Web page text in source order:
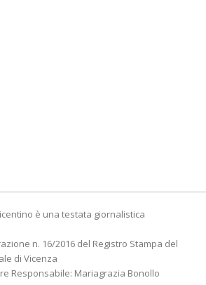
è una testata giornalistica
n. 16/2016 del Registro Stampa del
di Vicenza
Responsabile: Mariagrazia Bonollo